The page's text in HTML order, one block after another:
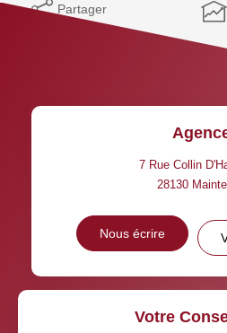
Partager
7 Rue Collin
28130
Nous écrire
Votre